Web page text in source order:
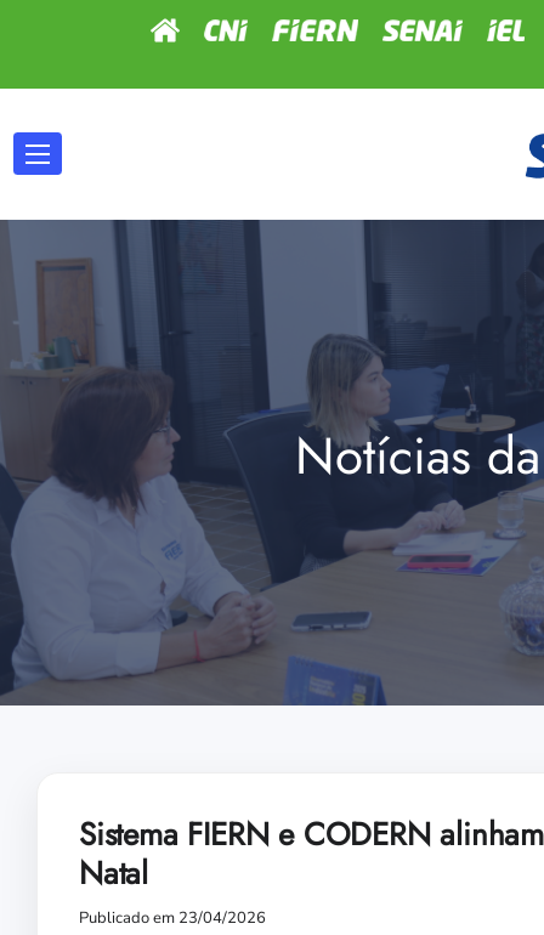
Notícias
Sistema FIERN e CODERN
Natal
Publicado em 23/04/2026